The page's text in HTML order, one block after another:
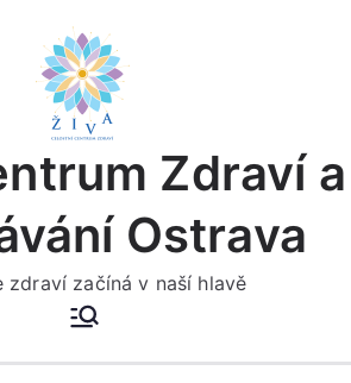
Zdraví a
Ostrava
zdraví začíná v naší hlavě